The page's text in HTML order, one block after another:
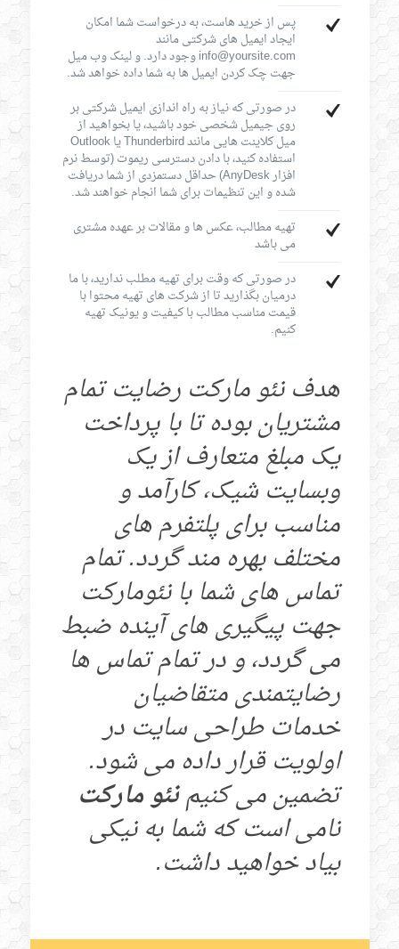
پس از خرید هاست، به درخواست شما امکان
ایجاد ایمیل های شرکتی مانند
info@yoursite.com وجود دارد. و لینک وب میل
جهت چک کردن ایمیل ها به شما داده خواهد شد.
در صورتی که نیاز به راه اندازی ایمیل شرکتی بر
روی جیمیل شخصی خود باشید، یا بخواهید از
میل کلاینت هایی مانند Thunderbird یا Outlook
استفاده کنید، با دادن دسترسی ریموت (توسط نرم
افزار AnyDesk) حداقل دستمزدی از شما دریافت
شده و این تنظیمات برای شما انجام خواهند شد.
تهیه مطالب، عکس ها و مقالات بر عهده مشتری
می باشد
در صورتی که وقت برای تهیه مطلب ندارید، با ما
درمیان بگذارید تا از شرکت های تهیه محتوا با
قیمت مناسب مطالب با کیفیت و یونیک تهیه
کنیم.
هدف نئو مارکت رضایت تمام
مشتریان بوده تا با پرداخت
یک مبلغ متعارف از یک
وبسایت شیک، کارآمد و
مناسب برای پلتفرم های
مختلف بهره مند گردد. تمام
تماس های شما با نئومارکت
جهت پیگیری های آینده ضبط
می گردد، و در تمام تماس ها
رضایتمندی متقاضیان
خدمات طراحی سایت در
اولویت قرار داده می شود.
تضمین می کنیمنئو مارکت
نامی است که شما به نیکی
بیاد خواهید داشت.